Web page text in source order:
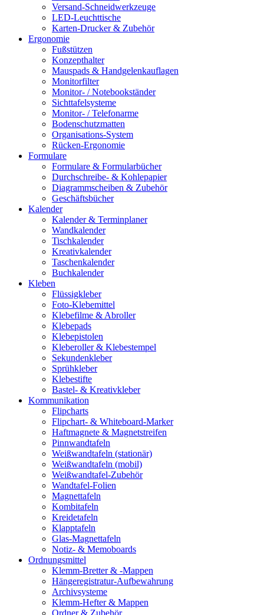
Versand-Schneidwerkzeuge
LED-Leuchttische
Karten-Drucker & Zubehör
Ergonomie
Fußstützen
Konzepthalter
Mauspads & Handgelenkauflagen
Monitorfilter
Monitor- / Notebookständer
Sichttafelsysteme
Monitor- / Telefonarme
Bodenschutzmatten
Organisations-System
Rücken-Ergonomie
Formulare
Formulare & Formularbücher
Durchschreibe- & Kohlepapier
Diagrammscheiben & Zubehör
Geschäftsbücher
Kalender
Kalender & Terminplaner
Wandkalender
Tischkalender
Kreativkalender
Taschenkalender
Buchkalender
Kleben
Flüssigkleber
Foto-Klebemittel
Klebefilme & Abroller
Klebepads
Klebepistolen
Kleberoller & Klebestempel
Sekundenkleber
Sprühkleber
Klebestifte
Bastel- & Kreativkleber
Kommunikation
Flipcharts
Flipchart- & Whiteboard-Marker
Haftmagnete & Magnetstreifen
Pinnwandtafeln
Weißwandtafeln (stationär)
Weißwandtafeln (mobil)
Weißwandtafel-Zubehör
Wandtafel-Folien
Magnettafeln
Kombitafeln
Kreidetafeln
Klapptafeln
Glas-Magnettafeln
Notiz- & Memoboards
Ordnungsmittel
Klemm-Bretter & -Mappen
Hängeregistratur-Aufbewahrung
Archivsysteme
Klemm-Hefter & Mappen
Ordner & Zubehör